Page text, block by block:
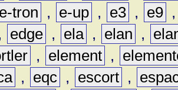
e-tron , e-up , e3 , e9
edge , ela , elan ,
, element ,
, eqc , escort ,